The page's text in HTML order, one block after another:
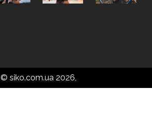
© siko.com.ua 2026,